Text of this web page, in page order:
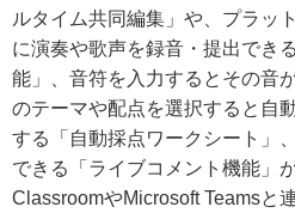
ルタイム共同編集」や、プラッ
に演奏や歌声を録音・提出でき
能」、音符を入力するとその音
のテーマや配点を選択すると自
する「自動採点ワークシート」
できる「ライブコメント機能」
ClassroomやMicrosoft Teamsと